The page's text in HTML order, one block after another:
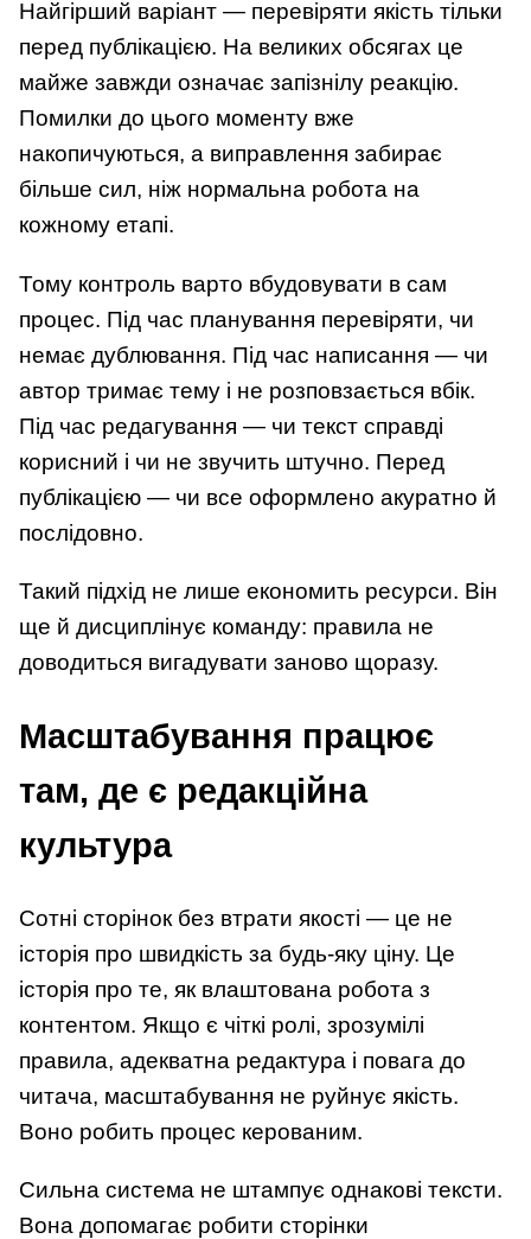
Найгірший варіант — перевіряти якість тільки
перед публікацією. На великих обсягах це
майже завжди означає запізнілу реакцію.
Помилки до цього моменту вже
накопичуються, а виправлення забирає
більше сил, ніж нормальна робота на
кожному етапі.
Тому контроль варто вбудовувати в сам
процес. Під час планування перевіряти, чи
немає дублювання. Під час написання — чи
автор тримає тему і не розповзається вбік.
Під час редагування — чи текст справді
корисний і чи не звучить штучно. Перед
публікацією — чи все оформлено акуратно й
послідовно.
Такий підхід не лише економить ресурси. Він
ще й дисциплінує команду: правила не
доводиться вигадувати заново щоразу.
Масштабування працює
там, де є редакційна
культура
Сотні сторінок без втрати якості — це не
історія про швидкість за будь-яку ціну. Це
історія про те, як влаштована робота з
контентом. Якщо є чіткі ролі, зрозумілі
правила, адекватна редактура і повага до
читача, масштабування не руйнує якість.
Воно робить процес керованим.
Сильна система не штампує однакові тексти.
Вона допомагає робити сторінки